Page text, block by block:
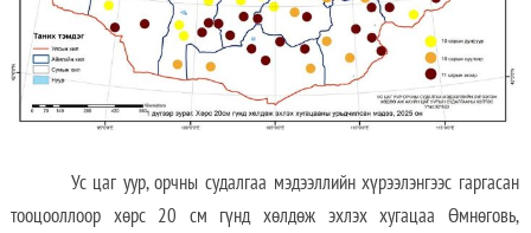
Ус цаг уур, орчны судалгаа мэдээллийн хүрээлэнгээс гаргасан
тооцооллоор хөрс 20 см гүнд хөлдөж эхлэх хугацаа Өмнөговь,